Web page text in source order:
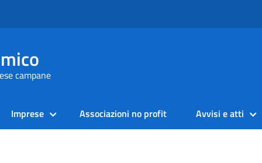
campane
Imprese Associazioni no profit Avvisi e atti